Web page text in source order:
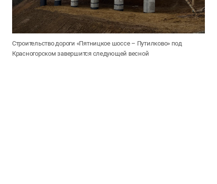
Строительство дороги «Пятницкое шоссе – Путилково» под
Красногорском завершится следующей весной